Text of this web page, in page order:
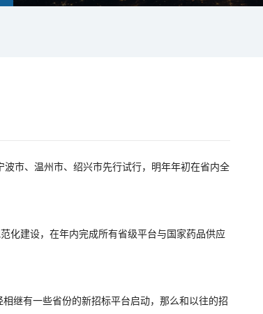
市、温州市、绍兴市先行试行，明年年初在省内全
化建设，在年内完成所有省级平台与国家药品供应
继有一些省份的新招标平台启动，那么和以往的招